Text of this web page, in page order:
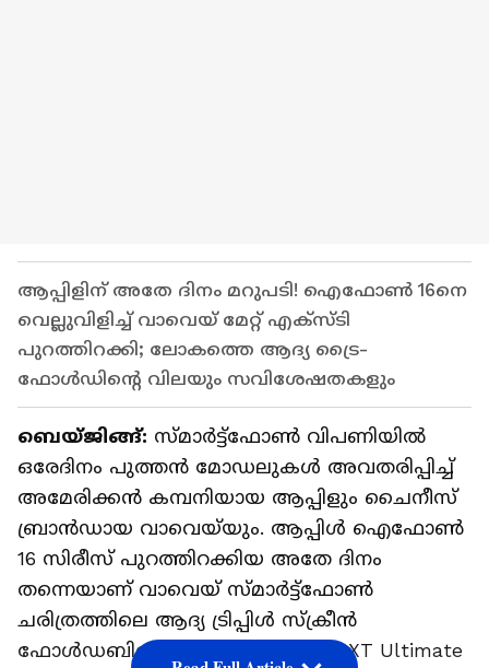
ആപ്പിളിന് അതേ ദിനം മറുപടി! ഐഫോണ്‍ 16നെ
വെല്ലുവിളിച്ച് വാവെയ് മേറ്റ് എക്‌സ്‌ടി
പുറത്തിറക്കി; ലോകത്തെ ആദ്യ ട്രൈ-
ഫോള്‍ഡിന്‍റെ വിലയും സവിശേഷതകളും
ബെയ്‌ജിങ്ങ്‌: സ്‌മാര്‍ട്ട്‌ഫോണ്‍ വിപണിയില്‍
ഒരേദിനം പുത്തന്‍ മോഡലുകള്‍ അവതരിപ്പിച്ച്
അമേരിക്കന്‍ കമ്പനിയായ ആപ്പിളും ചൈനീസ്
ബ്രാന്‍ഡായ വാവെയ്‌യും. ആപ്പിള്‍ ഐഫോണ്‍
16 സിരീസ് പുറത്തിറക്കിയ അതേ ദിനം
തന്നെയാണ് വാവെയ് സ്‌മാര്‍ട്ട്ഫോണ്‍
ചരിത്രത്തിലെ ആദ്യ ട്രിപ്പിള്‍ സ്ക്രീന്‍
ഫോള്‍ഡബിളുമായി (Huawei Mate XT Ultimate